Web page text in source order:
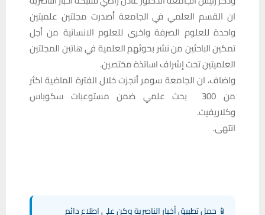
ان القسم العلمي في الجامعة أصدرت مجلتين علميتين
واحدة للعلوم الصرفة واخرى للعلوم الانسانية من أجل
تمكين الباحثين من نشر بحوثهم العلمية في هاتين المجلتين
العلميتين تحت إشراف اساتذة مختصين.
واضاف، ان الجامعة سومر أنجزت خلال الفترة الماضية اكثر
من 300 بحث علمي ضمن مستوعبات سكوباس
وكلاريفيت.
انتهى.
📱 حمل تطبيق أخبار الناصرية وكن على اطلاع دائم